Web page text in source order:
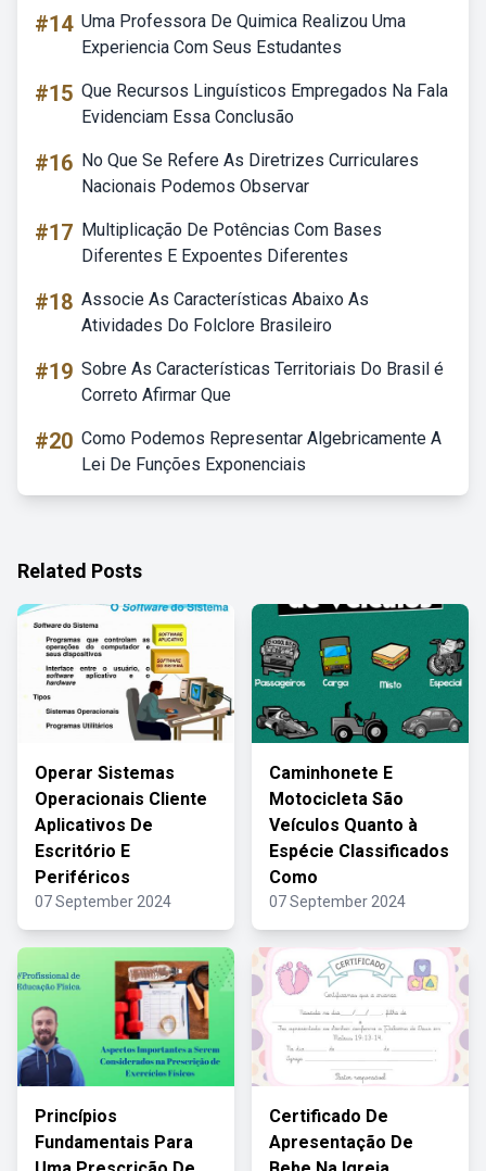
#14 Uma Professora De Quimica Realizou Uma
Experiencia Com Seus Estudantes
#15 Que Recursos Linguísticos Empregados Na Fala
Evidenciam Essa Conclusão
#16 No Que Se Refere As Diretrizes Curriculares
Nacionais Podemos Observar
#17 Multiplicação De Potências Com Bases
Diferentes E Expoentes Diferentes
#18 Associe As Características Abaixo As
Atividades Do Folclore Brasileiro
#19 Sobre As Características Territoriais Do Brasil é
Correto Afirmar Que
#20 Como Podemos Representar Algebricamente A
Lei De Funções Exponenciais
Related Posts
Operar Sistemas
Operacionais Cliente
Aplicativos De
Escritório E
Periféricos
07 September 2024
Caminhonete E
Motocicleta São
Veículos Quanto à
Espécie Classificados
Como
07 September 2024
Princípios
Fundamentais Para
Certificado De
Apresentação De